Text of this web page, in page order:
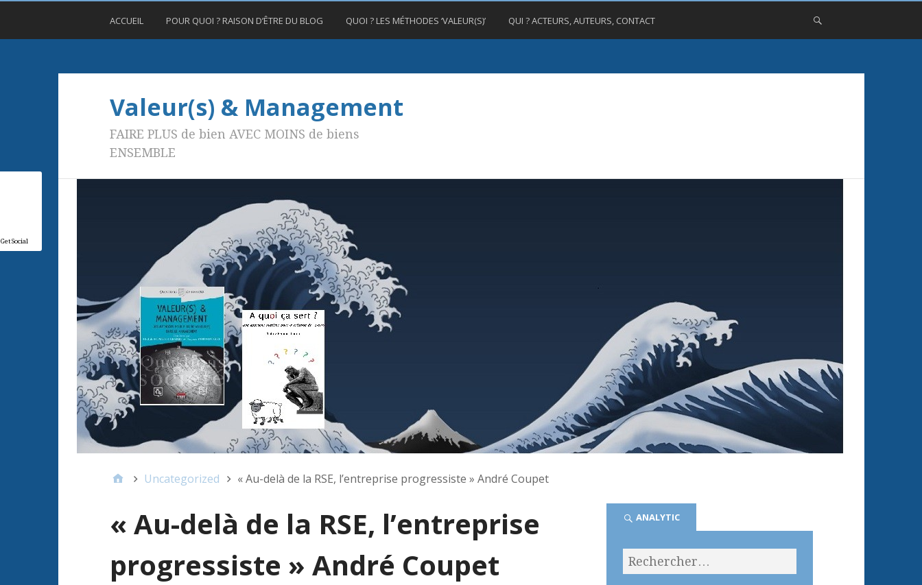
ACCUEIL POUR QUOI ? RAISON D’ÊTRE DU BLOG QUOI ? LES MÉTHODES ‘VALEUR(S)’ QUI ? ACTEURS, AUTEURS, CONTACT
Valeur(s) & Management
FAIRE PLUS de bien AVEC MOINS de biens
ENSEMBLE
Uncategorized « Au-delà de la RSE, l’entreprise progressiste » André Coupet
« Au-delà de la RSE, l’entreprise
progressiste » André Coupet
ANALYTIC
GetSocial